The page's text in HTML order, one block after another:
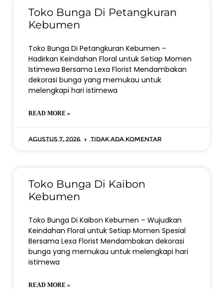
Toko Bunga Di Petangkuran
Kebumen
Toko Bunga Di Petangkuran Kebumen –
Hadirkan Keindahan Floral untuk Setiap Momen
Istimewa Bersama Lexa Florist Mendambakan
dekorasi bunga yang memukau untuk
melengkapi hari istimewa
READ MORE »
Agustus 7, 2026 Tidak ada komentar
Toko Bunga Di Kaibon
Kebumen
Toko Bunga Di Kaibon Kebumen – Wujudkan
Keindahan Floral untuk Setiap Momen Spesial
Bersama Lexa Florist Mendambakan dekorasi
bunga yang memukau untuk melengkapi hari
istimewa
READ MORE »